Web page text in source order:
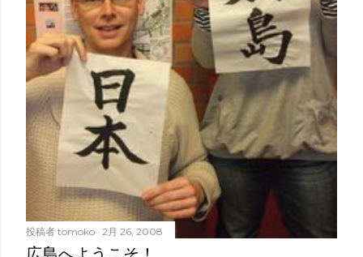
投稿者 tomoko 2月 26, 2008